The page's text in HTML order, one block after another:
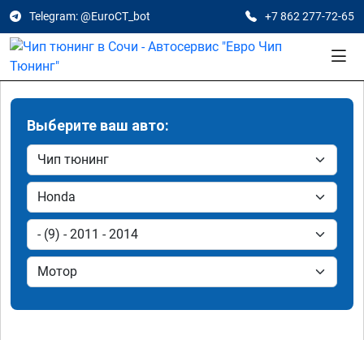
Telegram: @EuroCT_bot +7 862 277-72-65
Выберите ваш авто: